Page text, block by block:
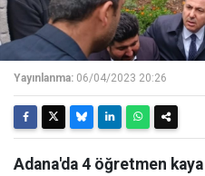
Yayınlanma: 06/04/2023 20:26
Adana'da 4 öğretmen